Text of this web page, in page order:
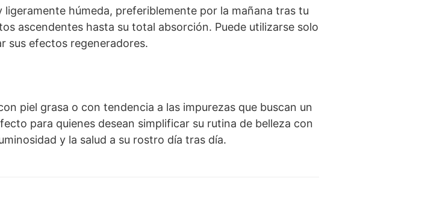
húmeda, preferiblemente por la mañana tras tu
ascendentes hasta su total absorción. Puede utilizarse solo
sus efectos regeneradores.
piel grasa o con tendencia a las impurezas que buscan un
para quienes desean simplificar su rutina de belleza con
y la salud a su rostro día tras día.